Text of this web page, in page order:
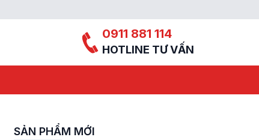
0911 881 114
HOTLINE TƯ VẤN
SẢN PHẨM MỚI